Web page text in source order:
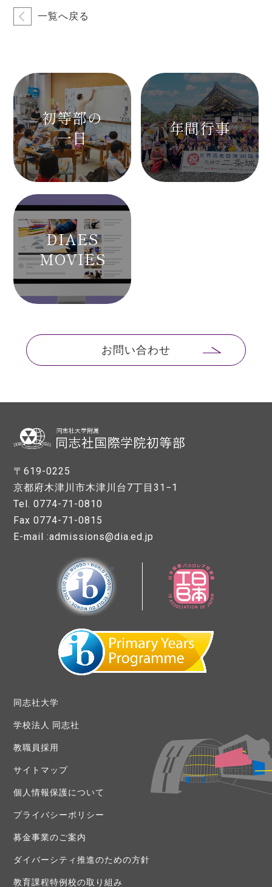
一覧へ戻る
初等部の
一日
年間行事
DIAES
MOVIES
お問い合わせ
〒619-0225
京都府木津川市木津川台7丁目31−1
Tel. 0774-71-0810
Fax 0774-71-0815
E-mail :admissions@dia.ed.jp
同志社大学
学校法人 同志社
教職員採用
サイトマップ
個人情報保護について
プライバシーポリシー
募金事業のご案内
ダイバーシティ推進のための方針
教育課程特例校の取り組み